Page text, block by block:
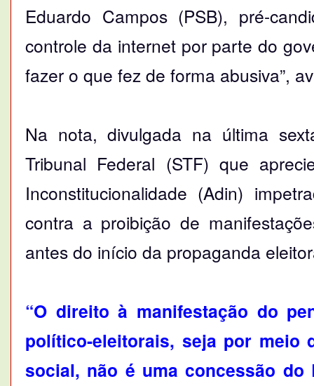
Eduardo Campos (PSB), pré-
controle da internet por parte do
fazer o que fez de forma abusiva”,
Na nota, divulgada na última
Tribunal Federal (STF) que
Inconstitucionalidade (Adin)
contra a proibição de
antes do início da propaganda
“O direito à manifestação do
político-eleitorais, seja por meio
social, não é uma concessão